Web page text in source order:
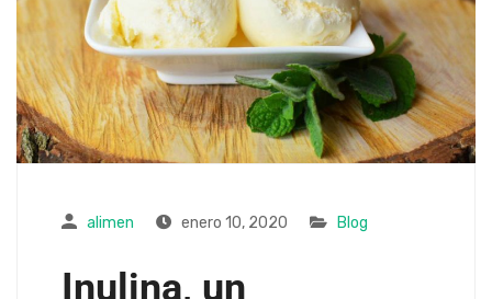
alimen enero 10, 2020 Blog
Inulina, un